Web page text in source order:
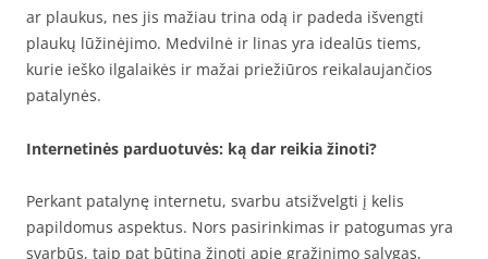
ar plaukus, nes jis mažiau trina odą ir padeda išvengti
plaukų lūžinėjimo. Medvilnė ir linas yra idealūs tiems,
kurie ieško ilgalaikės ir mažai priežiūros reikalaujančios
patalynės.
Internetinės parduotuvės: ką dar reikia žinoti?
Perkant patalynę internetu, svarbu atsižvelgti į kelis
papildomus aspektus. Nors pasirinkimas ir patogumas yra
svarbūs, taip pat būtina žinoti apie grąžinimo sąlygas,